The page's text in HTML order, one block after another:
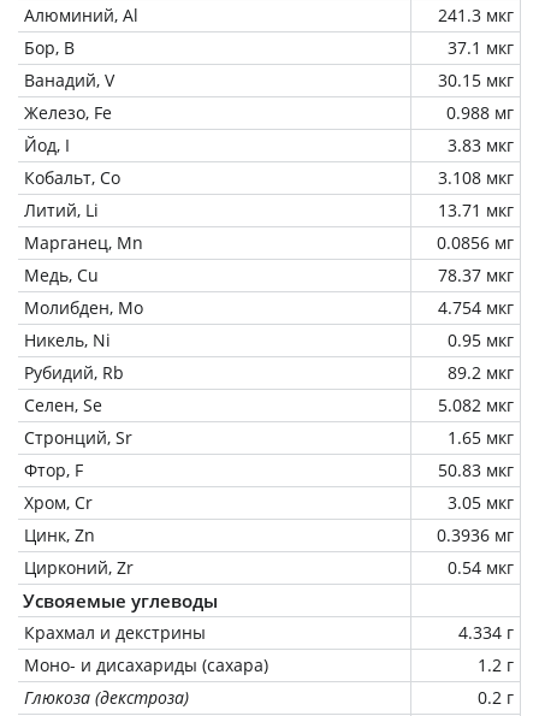
Алюминий, Al
241.3 мкг
Бор, B
37.1 мкг
Ванадий, V
30.15 мкг
Железо, Fe
0.988 мг
Йод, I
3.83 мкг
Кобальт, Co
3.108 мкг
Литий, Li
13.71 мкг
Марганец, Mn
0.0856 мг
Медь, Cu
78.37 мкг
Молибден, Mo
4.754 мкг
Никель, Ni
0.95 мкг
Рубидий, Rb
89.2 мкг
Селен, Se
5.082 мкг
Стронций, Sr
1.65 мкг
Фтор, F
50.83 мкг
Хром, Cr
3.05 мкг
Цинк, Zn
0.3936 мг
Цирконий, Zr
0.54 мкг
Усвояемые углеводы
Крахмал и декстрины
4.334 г
Моно- и дисахариды (сахара)
1.2 г
Глюкоза (декстроза)
0.2 г